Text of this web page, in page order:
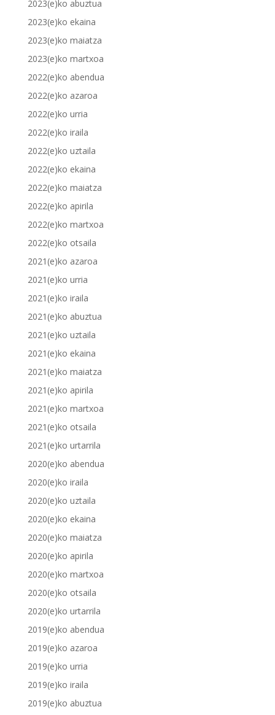
2023(e)ko abuztua
2023(e)ko ekaina
2023(e)ko maiatza
2023(e)ko martxoa
2022(e)ko abendua
2022(e)ko azaroa
2022(e)ko urria
2022(e)ko iraila
2022(e)ko uztaila
2022(e)ko ekaina
2022(e)ko maiatza
2022(e)ko apirila
2022(e)ko martxoa
2022(e)ko otsaila
2021(e)ko azaroa
2021(e)ko urria
2021(e)ko iraila
2021(e)ko abuztua
2021(e)ko uztaila
2021(e)ko ekaina
2021(e)ko maiatza
2021(e)ko apirila
2021(e)ko martxoa
2021(e)ko otsaila
2021(e)ko urtarrila
2020(e)ko abendua
2020(e)ko iraila
2020(e)ko uztaila
2020(e)ko ekaina
2020(e)ko maiatza
2020(e)ko apirila
2020(e)ko martxoa
2020(e)ko otsaila
2020(e)ko urtarrila
2019(e)ko abendua
2019(e)ko azaroa
2019(e)ko urria
2019(e)ko iraila
2019(e)ko abuztua